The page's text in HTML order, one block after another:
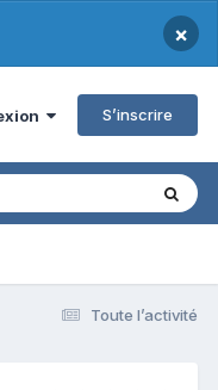
×
S’inscrire
Toute l’activité